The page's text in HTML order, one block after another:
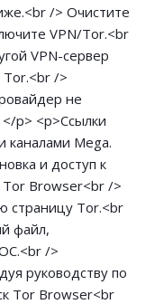
/> Очистите
VPN/Tor.<br
VPN-сервер
Tor.<br />
не
p> <p>Ссылки
Mega.
и доступ к
Tor Browser<br />
страницу Tor.<br
файл,
/>
руководству по
Tor Browser<br